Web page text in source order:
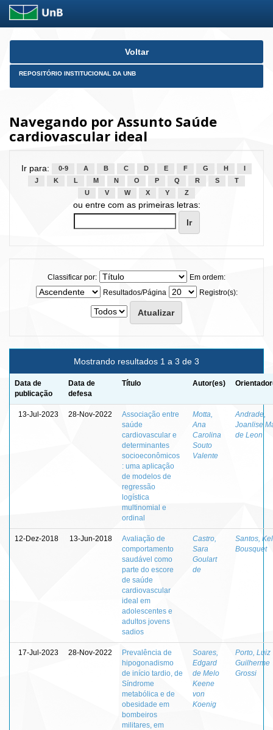
Skip
Voltar
REPOSITÓRIO INSTITUCIONAL DA UNB
Navegando por Assunto Saúde
cardiovascular ideal
Ir para: 0-9 A B C D E F G H
J
K L M N O P Q R S
T
U
V W X Y Z
ou entre com as primeiras letras:
Classificar por:
Em ordem:
Resultados/Página
Registro(s):
Mostrando resultados 1 a 3 de 3
Data de
publicação
Data de
defesa
Título Autor(es)
13-Jul-2023 28-Nov-2022
Associação entre
saúde
cardiovascular e
determinantes
socioeconômicos
: uma aplicação
de modelos de
regressão
logística
multinomial e
ordinal
Motta,
Ana
Carolina
Souto
Valente
Andrade,
Joanlise
de Leon
12-Dez-2018 13-Jun-2018
Avaliação de
comportamento
saudável como
parte do escore
de saúde
cardiovascular
ideal em
adolescentes e
adultos jovens
sadios
Castro,
Sara
Goulart
de
Santos,
Bousquet
17-Jul-2023 28-Nov-2022
Prevalência de
hipogonadismo
de início tardio, de
Síndrome
metabólica e de
obesidade em
bombeiros
militares, em
Soares,
Edgard
de Melo
Keene
von
Koenig
Porto, Luiz
Guilherme
Grossi